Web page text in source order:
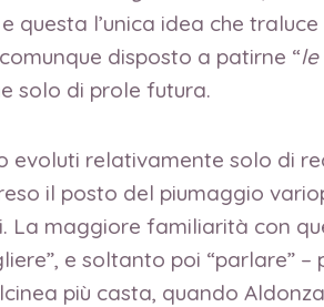
questa l’unica idea che
disposto a patirne “
solo di prole futura.
evoluti relativamente solo di
il posto del piumaggio
La maggiore familiarità con
e soltanto poi “parlare”
più casta, quando